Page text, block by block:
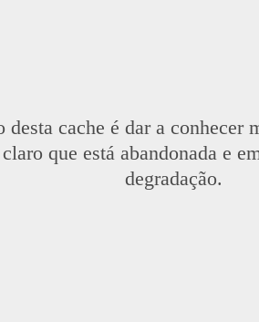
cache é dar a conhecer
que está abandonada e
degradação.